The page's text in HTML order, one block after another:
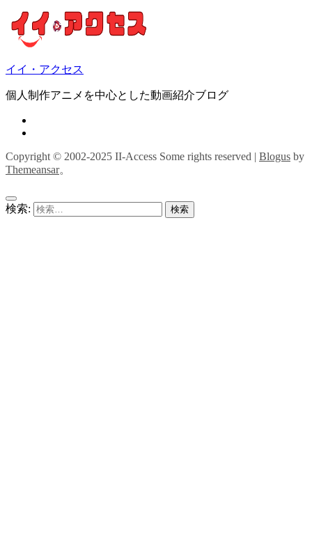
イイ・アクセス
個人制作アニメを中心とした動画紹介ブログ
Copyright © 2002-2025 II-Access Some rights reserved | Blogus by
Themeansar。
検索: